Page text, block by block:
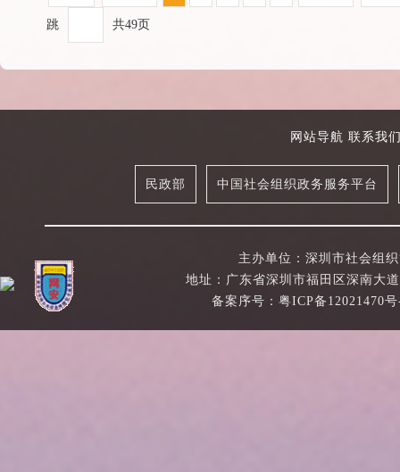
跳 共49页
网站导航 联系我
民政部 中国社会组织政务服务平台
主办单位：深圳市社会组
地址：广东省深圳市福田区深南大
备案序号：粤ICP备12021470